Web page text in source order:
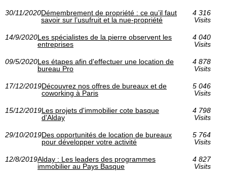
30/11/2020Démembrement de propriété : ce qu’il faut
savoir sur l’usufruit et la nue-propriété
4 316
Visits
14/9/2020Les spécialistes de la pierre observent les
entreprises
4 040
Visits
09/5/2020Les étapes afin d'effectuer une location de
bureau Pro
4 878
Visits
17/12/2019Découvrez nos offres de bureaux et de
coworking à Paris
5 046
Visits
15/12/2019Les projets d'immobilier cote basque
d'Alday
4 798
Visits
29/10/2019Des opportunités de location de bureaux
pour développer votre activité
5 764
Visits
12/8/2019Alday : Les leaders des programmes
immobilier au Pays Basque
4 827
Visits